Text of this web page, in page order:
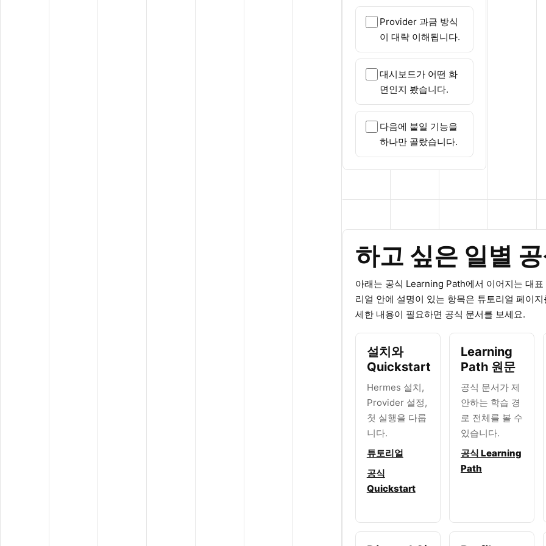
Provider 과금 방식
이 대략 이해됩니다.
대시보드가 어떤 화
면인지 봤습니다.
다음에 붙일 기능을
하나만 골랐습니다.
하고 싶은 일별
아래는 공식 Learning Path에서 이어지는 대
리얼 안에 설명이 있는 항목은 튜토리얼 페이
세한 내용이 필요하면 공식 문서를 보세요.
설치와
Quickstart
Hermes 설치,
Provider 설정,
첫 실행을 다룹
니다.
튜토리얼
공식
Quickstart
Learning
Path 원문
공식 문서가 제
안하는 학습 경
로 전체를 볼 수
있습니다.
공식 Learning
Path